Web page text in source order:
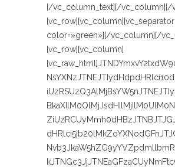
[/vc_column_text][/vc_column][/
[vc_row][vc_column][vc_separator
color=»green»][/vc_column][/
[vc_row][vc_column]